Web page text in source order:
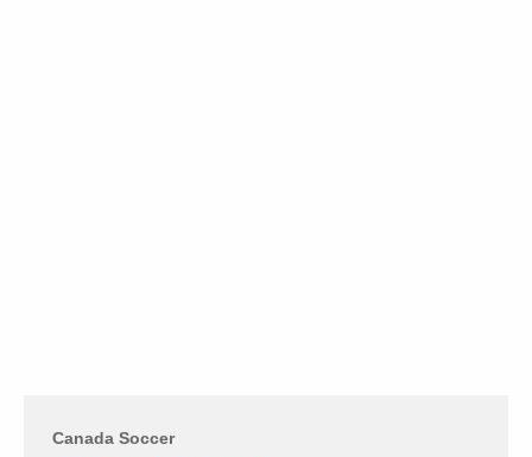
Canada Soccer